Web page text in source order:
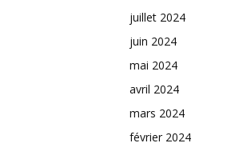
juillet 2024
juin 2024
mai 2024
avril 2024
mars 2024
février 2024